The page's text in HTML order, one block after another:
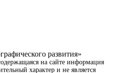
развития»
на сайте информация
характер и не является